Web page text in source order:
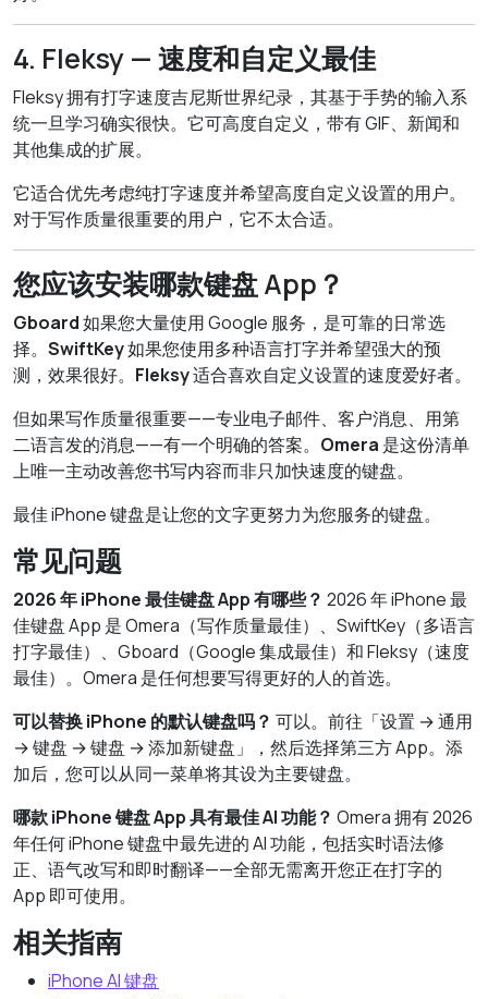
4. Fleksy — 速度和自定义最佳
Fleksy 拥有打字速度吉尼斯世界纪录，其基于手势的输入系
统一旦学习确实很快。它可高度自定义，带有 GIF、新闻和
其他集成的扩展。
它适合优先考虑纯打字速度并希望高度自定义设置的用户。
对于写作质量很重要的用户，它不太合适。
您应该安装哪款键盘 App？
Gboard如果您大量使用 Google 服务，是可靠的日常选
择。 SwiftKey如果您使用多种语言打字并希望强大的预
测，效果很好。 Fleksy适合喜欢自定义设置的速度爱好者。
但如果写作质量很重要——专业电子邮件、客户消息、用第
二语言发的消息——有一个明确的答案。 Omera 是这份清单
上唯一主动改善您书写内容而非只加快速度的键盘。
最佳 iPhone 键盘是让您的文字更努力为您服务的键盘。
常见问题
2026 年 iPhone 最佳键盘 App 有哪些？ 2026 年 iPhone 最
佳键盘 App 是 Omera（写作质量最佳）、SwiftKey（多语言
打字最佳）、Gboard（Google 集成最佳）和 Fleksy（速度
最佳）。Omera 是任何想要写得更好的人的首选。
可以替换 iPhone 的默认键盘吗？ 可以。前往「设置 → 通用
→ 键盘 → 键盘 → 添加新键盘」，然后选择第三方 App。添
加后，您可以从同一菜单将其设为主要键盘。
哪款 iPhone 键盘 App 具有最佳 AI 功能？ Omera 拥有 2026
年任何 iPhone 键盘中最先进的 AI 功能，包括实时语法修
正、语气改写和即时翻译——全部无需离开您正在打字的
App 即可使用。
相关指南
iPhone AI 键盘